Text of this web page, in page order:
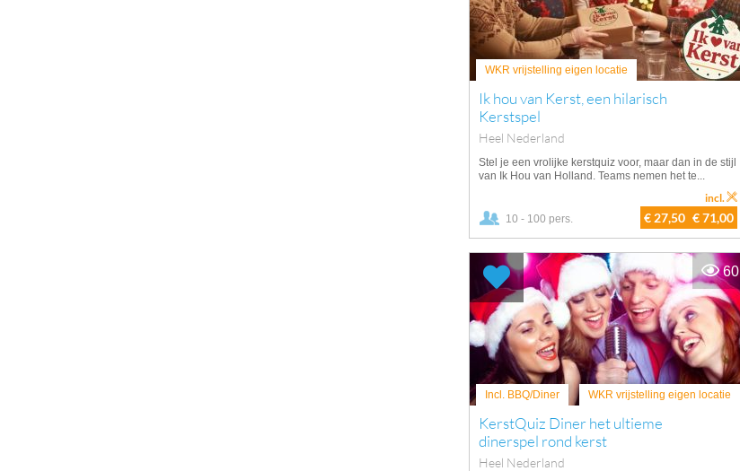
WKR vrijstelling eigen locatie
Ik hou van Kerst, een hilarisch
Kerstspel
Heel Nederland
Stel je een vrolijke kerstquiz voor, maar dan in de stijl
van Ik Hou van Holland. Teams nemen het te...
10 - 100 pers. € 27,50 € 71,00
incl.
Incl. BBQ/Diner WKR vrijstelling eigen locatie
KerstQuiz Diner het ultieme
dinerspel rond kerst
Heel Nederland
60